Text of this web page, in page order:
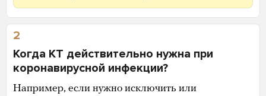
2
Когда КТ действительно нужна при
коронавирусной инфекции?
Например, если нужно исключить или